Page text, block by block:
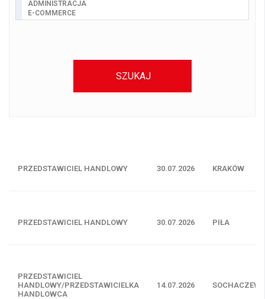
PRZEDSTAWICIEL HANDLOWY 30.07.2026 KRAKÓW
PRZEDSTAWICIEL HANDLOWY 30.07.2026 PIŁA
PRZEDSTAWICIEL
HANDLOWY/PRZEDSTAWICIELKA
HANDLOWCA
14.07.2026 SOCHACZEW